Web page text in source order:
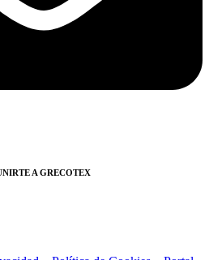
A GRECOTEX